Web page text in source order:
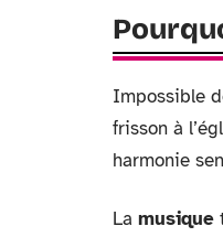
Impossible
frisson à
harmonie
La musique